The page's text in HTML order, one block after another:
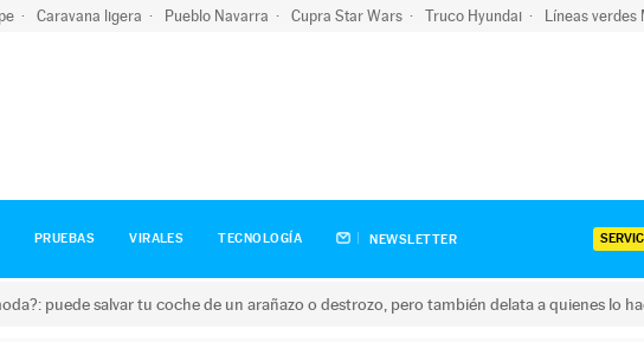
Caravana ligera Pueblo Navarra Cupra Star Wars Truco Hyundai Líneas verdes
PRUEBAS VIRALES TECNOLOGÍA NEWSLETTER
puede salvar tu coche de un arañazo o destrozo, pero también delata a quienes lo